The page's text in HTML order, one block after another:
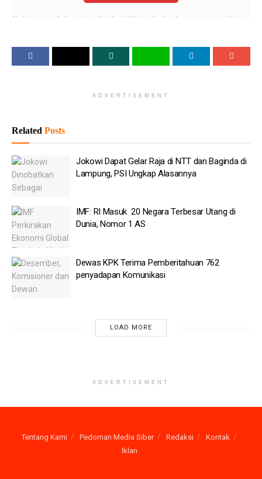
Kekayaan nJokowi terdiri dari 20 tanah dan bangunan senilai
di berbagai daerah Jawa Tengah dan satu bangunan senilai
Rp3,5 M di Kota Jakarta Selatan.
Daripada S1
BPS: Sensus Ekonomi 2026 Sudah 86 Persen
OJK: Dana Asing Masuk ke Pinjol Rp 17 Triliun
BI Ubah Uang Rusak jadi Medali
Telkom Pangkas 34 Entitas Usaha
Selanjutnya, alat transportasi dan mesin senilai Rp 527
dan setara kas senilai Rp 10.047.790.536. Jokowi juga memiliki
kekayaan JokowibRp 54.718.200.893. Aset tanah dan bangunan
yang berubah sesuai apresiasi nilai aset.
ADVERTISEMENT
Related Posts
Jokowi Dapat Gelar Raja di NTT dan Baginda di
Lampung, PSI Ungkap Alasannya
IMF: RI Masuk 20 Negara Terbesar Utang di
Dunia, Nomor 1 AS
Dewas KPK Terima Pemberitahuan 762
penyadapan Komunikasi
LOAD MORE
ADVERTISEMENT
Tentang Kami Pedoman Media Siber Redaksi
Kontak
Iklan